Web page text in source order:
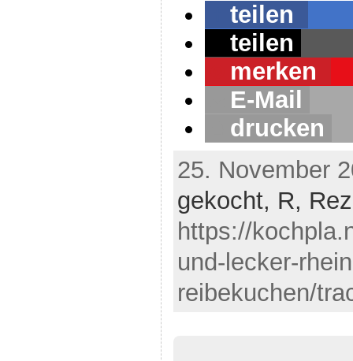
teilen
teilen
merken
E-Mail
drucken
25. November
gekocht, R,
https://
und-lecker-
reibekuchen/